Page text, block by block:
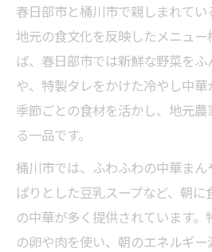
家族や友人と楽しむ中
団らんにぴったりな中
中華朝食で広がるコミ
春日部と桶川で家族向
む
友人同士でシェアでき
方
地域に根ざす中華料理で始
春日部市と桶川市で親しまれてい
地元の食文化を反映したメニュ
ば、春日部市では新鮮な野菜を
や、特製タレをかけた冷やし中
季節ごとの食材を活かし、地元
る一品です。
桶川市では、ふわふわの中華ま
ぱりとした豆乳スープなど、朝
の中華が多く提供されています
の卵や肉を使い、朝のエネルギ